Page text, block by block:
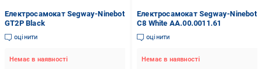
Електросамокат Segway-Ninebot
GT2P Black
оцінити
Немає в наявності
Електросамокат Segway-Ninebot
C8 White AA.00.0011.61
оцінити
Немає в наявності